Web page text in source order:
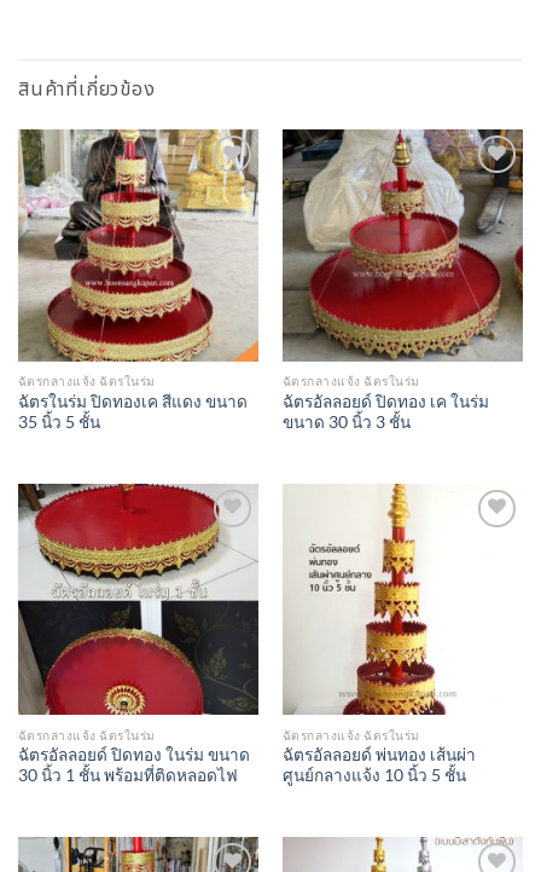
สินค้าที่เกี่ยวข้อง
Add to
Wishlist
ฉัตรกลางแจ้ง ฉัตรในร่ม
ฉัตรในร่ม ปิดทองเค สีแดง ขนาด
35 นิ้ว 5 ชั้น
Add to
Wishlist
ฉัตรกลางแจ้ง ฉัตรในร่ม
ฉัตรอัลลอยด์ ปิดทอง เค ในร่ม
ขนาด 30 นิ้ว 3 ชั้น
Add to
Wishlist
ฉัตรกลางแจ้ง ฉัตรในร่ม
ฉัตรอัลลอยด์ ปิดทอง ในร่ม ขนาด
30 นิ้ว 1 ชั้น พร้อมที่ติดหลอดไฟ
ฉัตรกลางแจ้ง ฉัตรในร่ม
ฉัตรอัลลอยด์ พ่นทอง เส้นผ่า
ศูนย์กลางแจ้ง 10 นิ้ว 5 ชั้น